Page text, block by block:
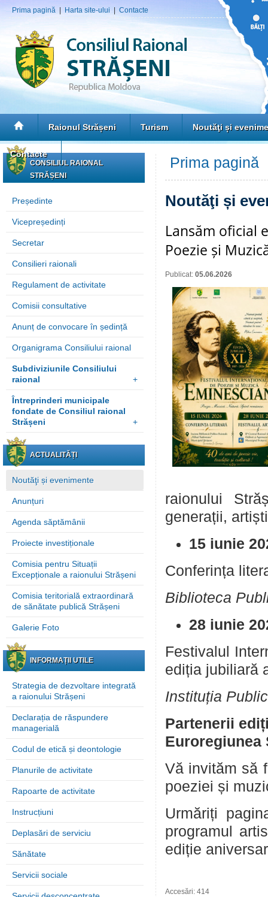
Prima pagină Harta site-ului Contacte
Raionul Strășeni Turism Noutăţi și
Contacte
CONSILIUL RAIONAL
STRĂȘENI
Președinte
Vicepreședinți
Secretar
Consilieri raionali
Regulament de activitate
Comisii consultative
Anunț de convocare în ședință
Organigrama Consiliului raional
Subdiviziunile Consiliului
raional
+
Întreprinderi municipale
fondate de Consiliul raional
Strășeni
+
ACTUALITĂȚI
Noutăţi și evenimente
Anunțuri
Agenda săptămânii
Proiecte investiționale
Comisia pentru Situații
Excepționale a raionului Strășeni
Comisia teritorială extraordinară
de sănătate publică Strășeni
Galerie Foto
INFORMAȚII UTILE
Strategia de dezvoltare integrată
a raionului Strășeni
Declarația de răspundere
managerială
Codul de etică și deontologie
Planurile de activitate
Rapoarte de activitate
Instrucțiuni
Deplasări de serviciu
Sănătate
Servicii sociale
Prima pagină
Noutăţi și
Lansăm oficial
Poezie și
Publicat: 05.06.2026
raionului
generații,
15 iunie
Conferința
Biblioteca
28 iunie
Festivalul
ediția jubiliară
Instituția
Partenerii
Euroregiunea
Vă invităm să
poeziei și
Urmăriți
programul
ediție
Accesări: 414